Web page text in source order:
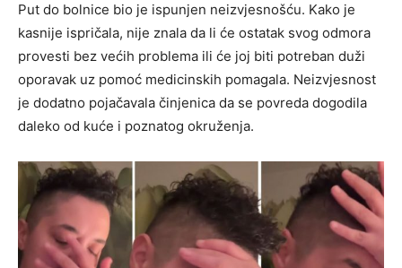
Put do bolnice bio je ispunjen neizvjesnošću. Kako je
kasnije ispričala, nije znala da li će ostatak svog odmora
provesti bez većih problema ili će joj biti potreban duži
oporavak uz pomoć medicinskih pomagala. Neizvjesnost
je dodatno pojačavala činjenica da se povreda dogodila
daleko od kuće i poznatog okruženja.